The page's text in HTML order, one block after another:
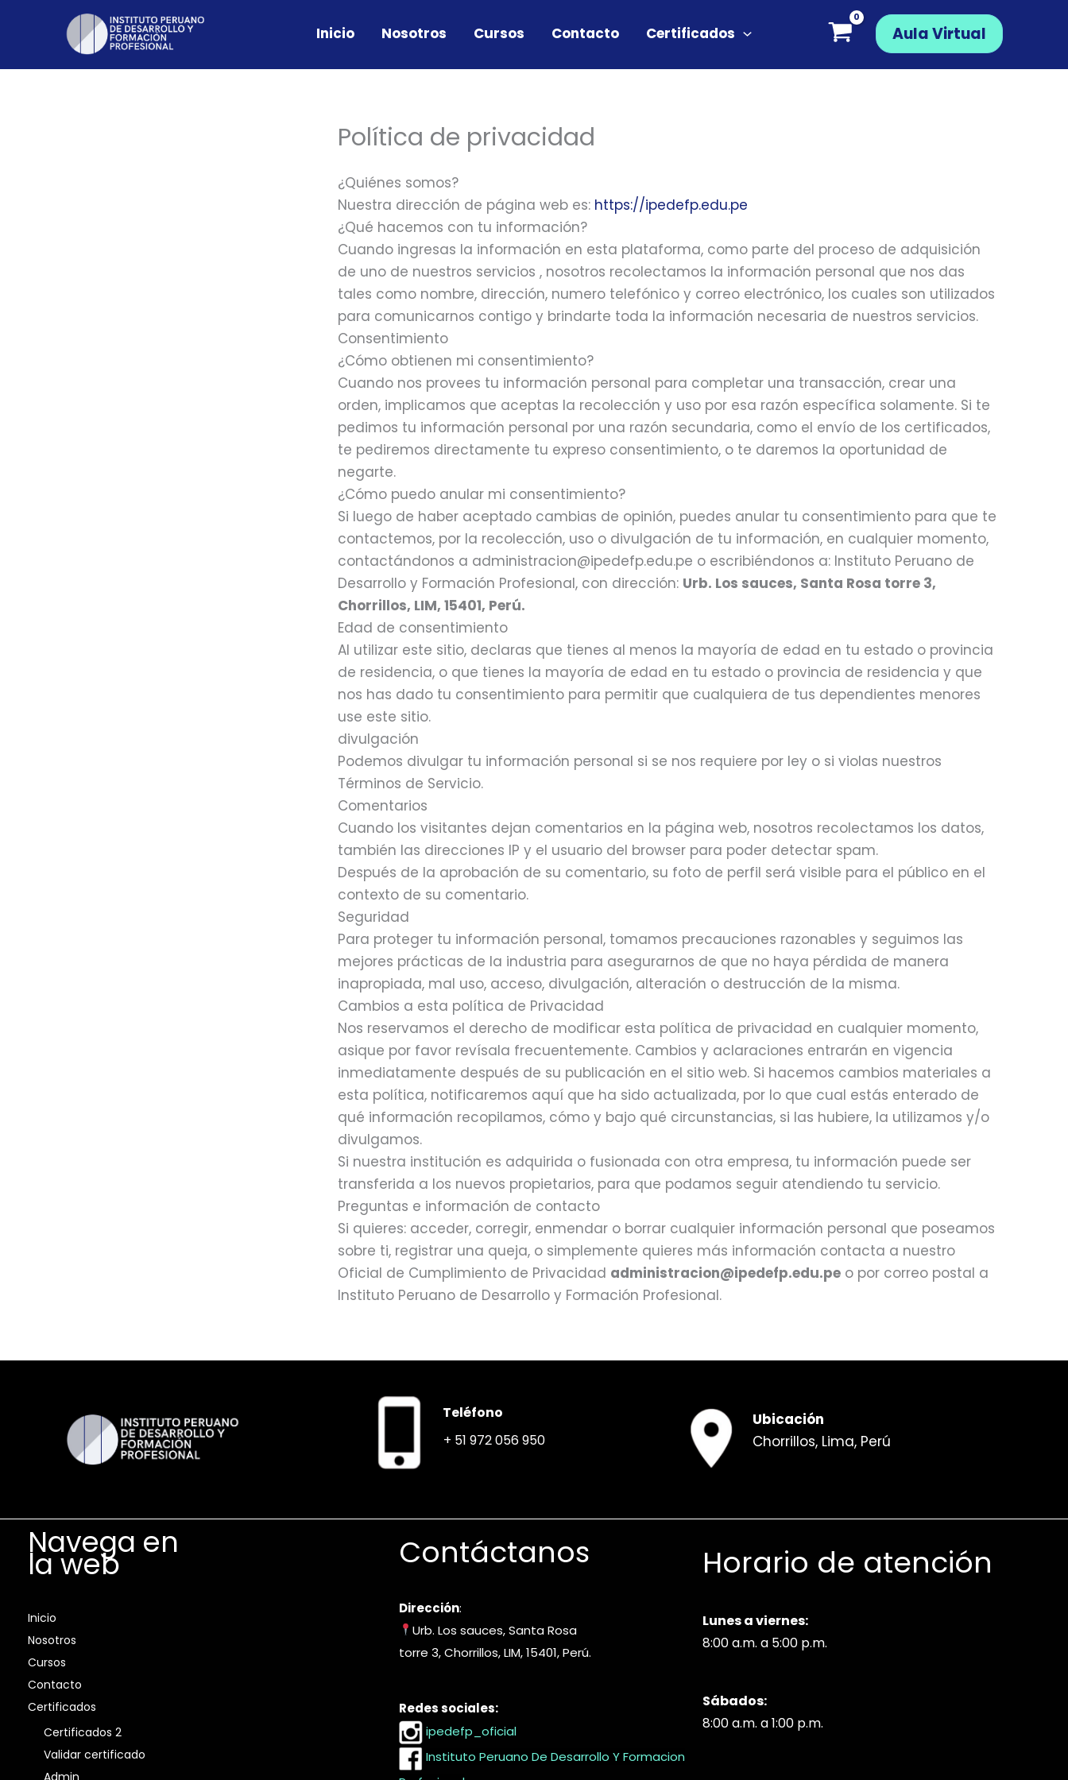
Inicio Nosotros Cursos Contacto Certificados Aula Virtual
Política de privacidad
¿Quiénes somos?
Nuestra dirección de página web es: https://ipedefp.edu.pe
¿Qué hacemos con tu información?
Cuando ingresas la información en esta plataforma, como parte del proceso de adquisición
de uno de nuestros servicios , nosotros recolectamos la información personal que nos das
tales como nombre, dirección, numero telefónico y correo electrónico, los cuales son utilizados
para comunicarnos contigo y brindarte toda la información necesaria de nuestros servicios.
Consentimiento
¿Cómo obtienen mi consentimiento?
Cuando nos provees tu información personal para completar una transacción, crear una
orden, implicamos que aceptas la recolección y uso por esa razón específica solamente. Si te
pedimos tu información personal por una razón secundaria, como el envío de los certificados,
te pediremos directamente tu expreso consentimiento, o te daremos la oportunidad de
negarte.
¿Cómo puedo anular mi consentimiento?
Si luego de haber aceptado cambias de opinión, puedes anular tu consentimiento para que te
contactemos, por la recolección, uso o divulgación de tu información, en cualquier momento,
contactándonos a administracion@ipedefp.edu.pe o escribiéndonos a: Instituto Peruano de
Desarrollo y Formación Profesional, con dirección: Urb. Los sauces, Santa Rosa torre 3,
Chorrillos, LIM, 15401, Perú.
Edad de consentimiento
Al utilizar este sitio, declaras que tienes al menos la mayoría de edad en tu estado o provincia
de residencia, o que tienes la mayoría de edad en tu estado o provincia de residencia y que
nos has dado tu consentimiento para permitir que cualquiera de tus dependientes menores
use este sitio.
divulgación
Podemos divulgar tu información personal si se nos requiere por ley o si violas nuestros
Términos de Servicio.
Comentarios
Cuando los visitantes dejan comentarios en la página web, nosotros recolectamos los datos,
también las direcciones IP y el usuario del browser para poder detectar spam.
Después de la aprobación de su comentario, su foto de perfil será visible para el público en el
contexto de su comentario.
Seguridad
Para proteger tu información personal, tomamos precauciones razonables y seguimos las
mejores prácticas de la industria para asegurarnos de que no haya pérdida de manera
inapropiada, mal uso, acceso, divulgación, alteración o destrucción de la misma.
Cambios a esta política de Privacidad
Nos reservamos el derecho de modificar esta política de privacidad en cualquier momento,
asique por favor revísala frecuentemente. Cambios y aclaraciones entrarán en vigencia
inmediatamente después de su publicación en el sitio web. Si hacemos cambios materiales a
esta política, notificaremos aquí que ha sido actualizada, por lo que cual estás enterado de
qué información recopilamos, cómo y bajo qué circunstancias, si las hubiere, la utilizamos y/o
divulgamos.
Si nuestra institución es adquirida o fusionada con otra empresa, tu información puede ser
transferida a los nuevos propietarios, para que podamos seguir atendiendo tu servicio.
Preguntas e información de contacto
Si quieres: acceder, corregir, enmendar o borrar cualquier información personal que poseamos
sobre ti, registrar una queja, o simplemente quieres más información contacta a nuestro
Oficial de Cumplimiento de Privacidad administracion@ipedefp.edu.pe o por correo postal a
Instituto Peruano de Desarrollo y Formación Profesional.
Teléfono
+ 51 972 056 950
Ubicación
Chorrillos, Lima, Perú
Navega en
la web
Inicio
Nosotros
Cursos
Contacto
Certificados
Certificados 2
Validar certificado
Admin
Contáctanos
Dirección:
Urb. Los sauces, Santa Rosa
torre 3, Chorrillos, LIM, 15401, Perú.
Redes sociales:
ipedefp_oficial
Instituto Peruano De Desarrollo Y Formacion
Horario de atención
Lunes a viernes:
8:00 a.m. a 5:00 p.m.
Sábados:
8:00 a.m. a 1:00 p.m.